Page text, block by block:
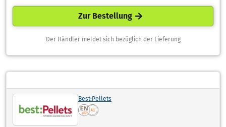
Zur Bestellung
Der Händler meldet sich bezüglich der Lieferung
Best:Pellets